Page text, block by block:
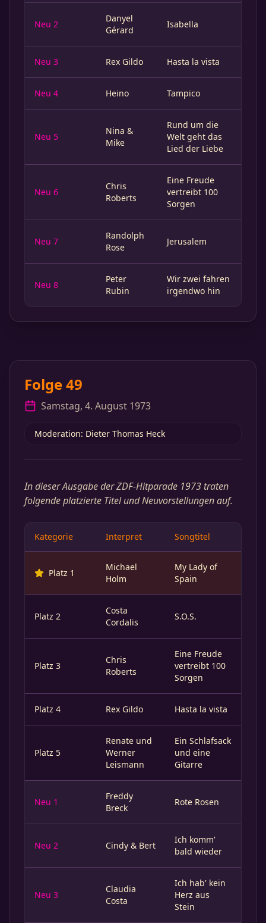
Neu 2
Danyel
Gérard
Isabella
Neu 3 Rex Gildo Hasta la vista
Neu 4 Heino Tampico
Neu 5
Nina &
Mike
Rund um die
Welt geht das
Lied der Liebe
Neu 6
Chris
Roberts
Eine Freude
vertreibt 100
Sorgen
Neu 7
Randolph
Rose
Jerusalem
Neu 8
Peter
Rubin
Wir zwei fahren
irgendwo hin
Folge 49
Samstag, 4. August 1973
Moderation: Dieter Thomas Heck
In dieser Ausgabe der ZDF-Hitparade 1973 traten
folgende platzierte Titel und Neuvorstellungen auf.
Kategorie Interpret Songtitel
Platz 1
Michael
Holm
My Lady of
Spain
Platz 2
Costa
Cordalis
S.O.S.
Platz 3
Chris
Roberts
Eine Freude
vertreibt 100
Sorgen
Platz 4 Rex Gildo Hasta la vista
Platz 5
Renate und
Werner
Leismann
Ein Schlafsack
und eine
Gitarre
Neu 1
Freddy
Breck
Rote Rosen
Neu 2 Cindy & Bert
Ich komm'
bald wieder
Neu 3
Claudia
Costa
Ich hab' kein
Herz aus
Stein